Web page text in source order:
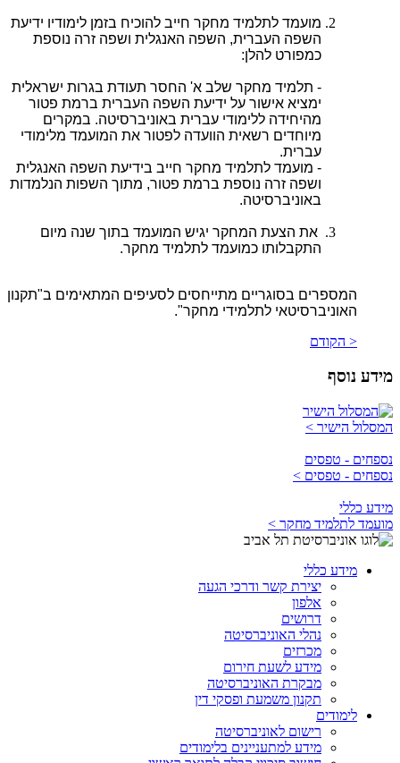
מועמד לתלמיד מחקר חייב להוכיח בזמן לימודיו ידיעת
השפה העברית, השפה האנגלית ושפה זרה נוספת
כמפורט להלן:
- תלמיד מחקר שלב א' החסר תעודת בגרות ישראלית
ימציא אישור על ידיעת השפה העברית ברמת פטור
מהיחידה ללימודי עברית באוניברסיטה. במקרים
מיוחדים רשאית הוועדה לפטור את המועמד מלימודי
עברית.
- מועמד לתלמיד מחקר חייב בידיעת השפה האנגלית
ושפה זרה נוספת ברמת פטור, מתוך השפות הנלמדות
באוניברסיטה.
את הצעת המחקר יגיש המועמד בתוך שנה מיום
התקבלותו כמועמד לתלמיד מחקר.
המספרים בסוגריים מתייחסים לסעיפים המתאימים ב"תקנון
האוניברסיטאי לתלמידי מחקר".
< הקודם
מידע נוסף
המסלול הישיר >
נספחים - טפסים
נספחים - טפסים >
מידע כללי
מועמד לתלמיד מחקר >
מידע כללי
יצירת קשר ודרכי הגעה
אלפון
דרושים
נהלי האוניברסיטה
מכרזים
מידע לשעת חירום
מבקרת האוניברסיטה
תקנון משמעת ופסקי דין
לימודים
רישום לאוניברסיטה
מידע למתעניינים בלימודים